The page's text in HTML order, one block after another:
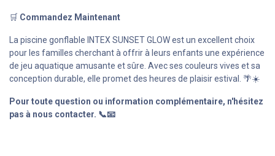
🛒 Commandez Maintenant
La piscine gonflable INTEX SUNSET GLOW est un excellent choix
pour les familles cherchant à offrir à leurs enfants une expérience
de jeu aquatique amusante et sûre. Avec ses couleurs vives et sa
conception durable, elle promet des heures de plaisir estival. 🌴☀️
Pour toute question ou information complémentaire, n'hésitez
pas à nous contacter. 📞📧